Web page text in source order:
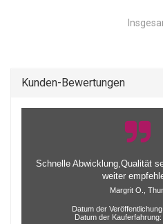
Kunden-Bewertungen
Schnelle Abwicklung,Qualität
weiter
Margrit O.,
Datum der
Datum der